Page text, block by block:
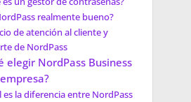
realmente bueno?
de atención al cliente y
de NordPass
elegir NordPass Business
es la diferencia entre NordPass